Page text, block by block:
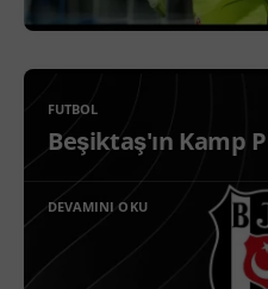
FUTBOL
Beşiktaş'ın Kamp
DEVAMINI OKU